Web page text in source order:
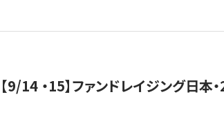
【9/14 ・15】ファンドレイジング日本